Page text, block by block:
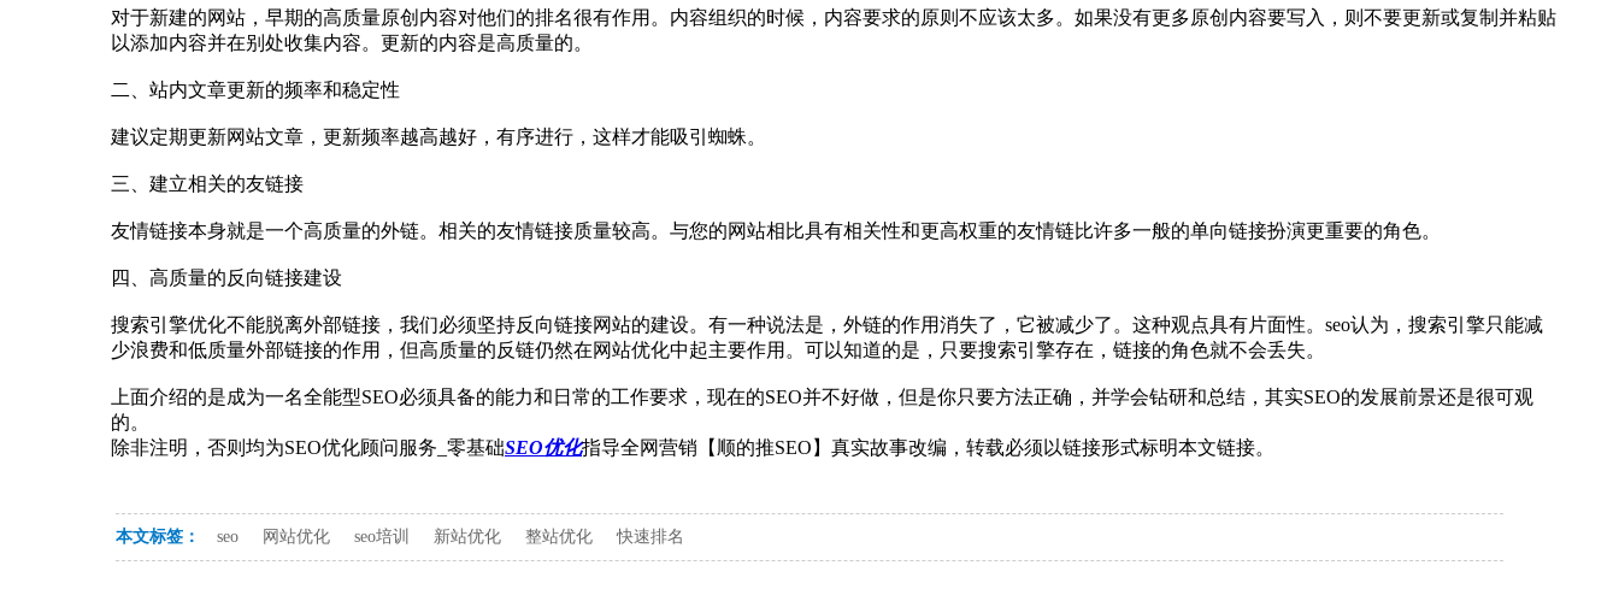
对于新建的网站，早期的高质量原创内容对他们的排名很有作用。内容组织的时候，内容要求的原则不应该太多。如果没有更多原创内容要写入，则不要更新或复制并粘贴
以添加内容并在别处收集内容。更新的内容是高质量的。
二、站内文章更新的频率和稳定性
建议定期更新网站文章，更新频率越高越好，有序进行，这样才能吸引蜘蛛。
三、建立相关的友链接
友情链接本身就是一个高质量的外链。相关的友情链接质量较高。与您的网站相比具有相关性和更高权重的友情链比许多一般的单向链接扮演更重要的角色。
四、高质量的反向链接建设
搜索引擎优化不能脱离外部链接，我们必须坚持反向链接网站的建设。有一种说法是，外链的作用消失了，它被减少了。这种观点具有片面性。seo认为，搜索引擎只能减
少浪费和低质量外部链接的作用，但高质量的反链仍然在网站优化中起主要作用。可以知道的是，只要搜索引擎存在，链接的角色就不会丢失。
上面介绍的是成为一名全能型SEO必须具备的能力和日常的工作要求，现在的SEO并不好做，但是你只要方法正确，并学会钻研和总结，其实SEO的发展前景还是很可观
的。
除非注明，否则均为SEO优化顾问服务_零基础SEO优化指导全网营销【顺的推SEO】真实故事改编，转载必须以链接形式标明本文链接。
本文标签： seo 网站优化 seo培训 新站优化 整站优化 快速排名